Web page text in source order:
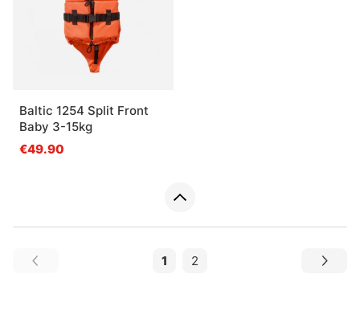
Baltic 1254 Split Front
Baby 3-15kg
€49.90
1 2